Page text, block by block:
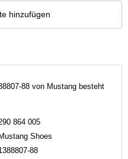
hinzufügen
88 von Mustang besteht
864 005
Shoes
88